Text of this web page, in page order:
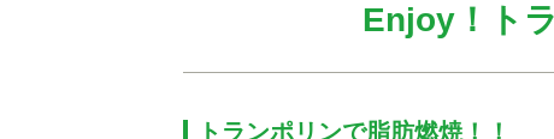
Enjoy！ト
トランポリンで脂肪燃焼！！